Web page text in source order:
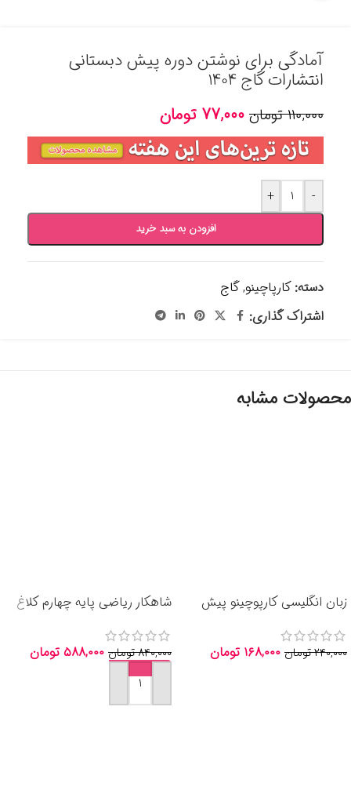
آمادگی برای نوشتن دوره پیش دبستانی
انتشارات گاج 1404
۱۱۰,۰۰۰ تومان ۷۷,۰۰۰ تومان
-
+
افزودن به سبد خرید
دسته: کارپاچینو,گاج
اشتراک گذاری:
محصولات مشابه
زبان انگلیسی کارپوچینو پیش
۲۴۰,۰۰۰تومان ۱۶۸,۰۰۰ تومان
شاهکار ریاضی پایه چهارم کلاغ
۸۴۰,۰۰۰تومان ۵۸۸,۰۰۰ تومان
افزودن به سبد خرید